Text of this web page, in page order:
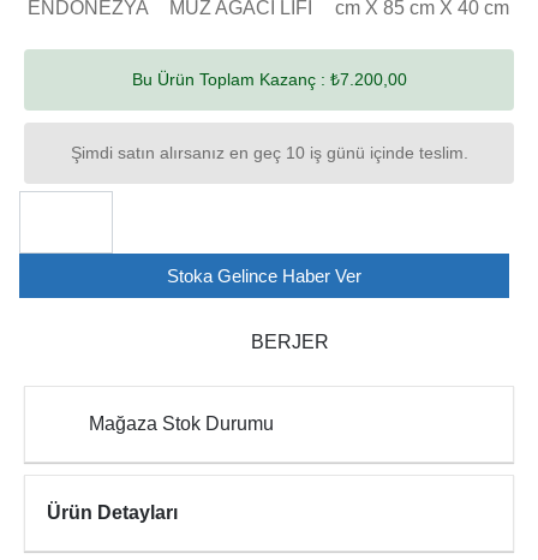
ENDONEZYA
MUZ AĞACI LİFİ
cm X 85 cm X 40 cm
Bu Ürün Toplam Kazanç : ₺7.200,00
Şimdi satın alırsanız en geç 10 iş günü içinde teslim.
Stoka Gelince Haber Ver
BERJER
Mağaza Stok Durumu
Ürün Detayları